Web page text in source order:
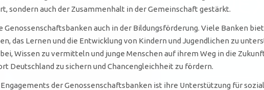
sondern auch der Zusammenhalt in der Gemeinschaft gestärkt.
Genossenschaftsbanken auch in der Bildungsförderung. Viele Banken
das Lernen und die Entwicklung von Kindern und Jugendlichen zu
Wissen zu vermitteln und junge Menschen auf ihrem Weg in die
Deutschland zu sichern und Chancengleichheit zu fördern.
der Genossenschaftsbanken ist ihre Unterstützung für